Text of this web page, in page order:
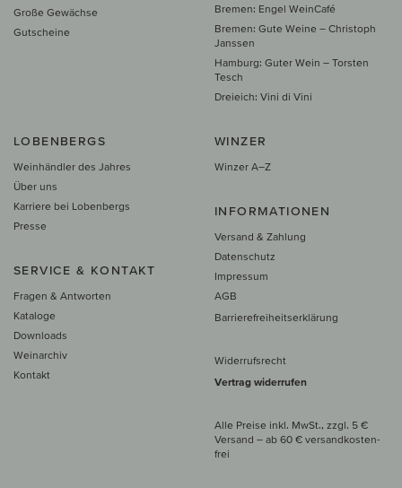
Große Gewächse
Gutscheine
Bremen: Engel WeinCafé
Bremen: Gute Weine – Christoph
Janssen
Hamburg: Guter Wein – Torsten
Tesch
Dreieich: Vini di Vini
LOBENBERGS
Weinhändler des Jahres
Über uns
Karriere bei Lobenbergs
Presse
SERVICE & KONTAKT
Fragen & Antworten
Kataloge
Downloads
Weinarchiv
Kontakt
WINZER
Winzer A–Z
INFORMATIONEN
Versand & Zahlung
Datenschutz
Impressum
AGB
Barrierefreiheitserklärung
Widerrufsrecht
Vertrag widerrufen
Alle Preise inkl. MwSt., zzgl. 5 €
Versand – ab 60 € versand­kosten­
frei